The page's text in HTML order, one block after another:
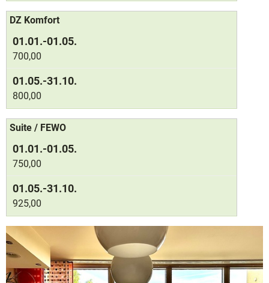
DZ Komfort
700,00
800,00
Suite / FEWO
750,00
925,00